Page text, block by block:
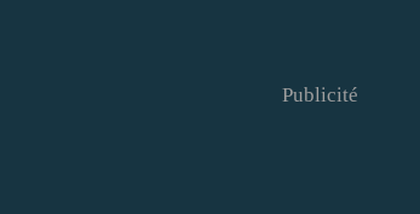
Publicité